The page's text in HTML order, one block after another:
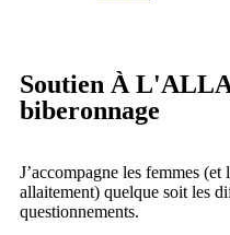
Soutien À
biberonnage
J’accompagne les femmes
allaitement) quelque soit les
questionnements.